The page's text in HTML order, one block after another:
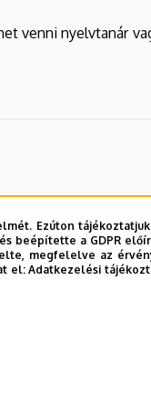
venni nyelvtanár
Ezúton
beépítette a GDPR
megfelelve az
el:Adatkezelési